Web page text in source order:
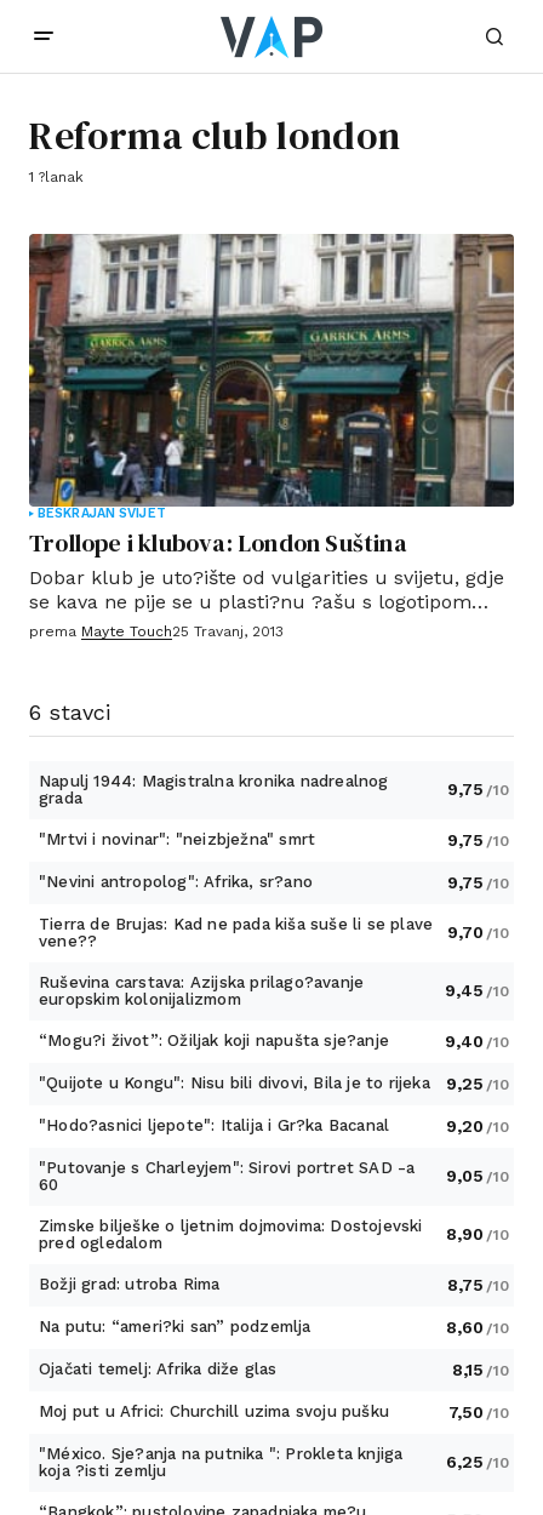
Reforma club london
1 ?lanak
BESKRAJAN SVIJET
Trollope i klubova: London Suština
Dobar klub je uto?ište od vulgarities u svijetu, gdje
se kava ne pije se u plasti?nu ?ašu s logotipom
Starbucks, ali Worcester porculan, i še?er služio sa
prema Mayte Touch25 Travanj, 2013
6 stavci
Napulj 1944: Magistralna kronika nadrealnog
grada
9,75 /10
"Mrtvi i novinar": "neizbježna" smrt 9,75 /10
"Nevini antropolog": Afrika, sr?ano 9,75 /10
Tierra de Brujas: Kad ne pada kiša suše li se plave
vene??
9,70 /10
Ruševina carstava: Azijska prilago?avanje
europskim kolonijalizmom
9,45 /10
“Mogu?i život”: Ožiljak koji napušta sje?anje 9,40 /10
"Quijote u Kongu": Nisu bili divovi, Bila je to rijeka 9,25 /10
"Hodo?asnici ljepote": Italija i Gr?ka Bacanal 9,20 /10
"Putovanje s Charleyjem": Sirovi portret SAD -a
60
9,05 /10
Zimske bilješke o ljetnim dojmovima: Dostojevski
pred ogledalom
8,90 /10
Božji grad: utroba Rima 8,75 /10
Na putu: “ameri?ki san” podzemlja 8,60 /10
Ojačati temelj: Afrika diže glas 8,15 /10
Moj put u Africi: Churchill uzima svoju pušku 7,50 /10
"México. Sje?anja na putnika ": Prokleta knjiga
koja ?isti zemlju
6,25 /10